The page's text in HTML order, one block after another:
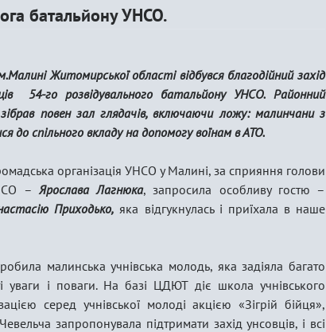
батальйону УНСО.
Житомирської області відбувся благодійний захід
54-го розвідувального батальйону УНСО. Районний
повен зал глядачів, включаючи ложу: малинчани з
до спільного вкладу на допомогу воїнам в АТО.
організація УНСО у Малині, за сприяння голови
–Ярослава Лагнюка, запросила особливу гостю –
Приходько, яка відгукнулась і приїхала в наше
малинська учнівська молодь, яка задіяла багато
уваги і поваги. На базі ЦДЮТ діє школа учнівського
серед учнівської молоді акцією «Зігрій бійця»,
запропонувала підтримати захід унсовців, і всі